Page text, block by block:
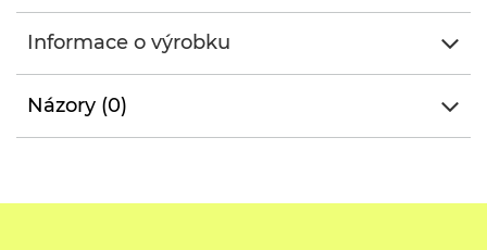
Informace o výrobku
Názory (0)